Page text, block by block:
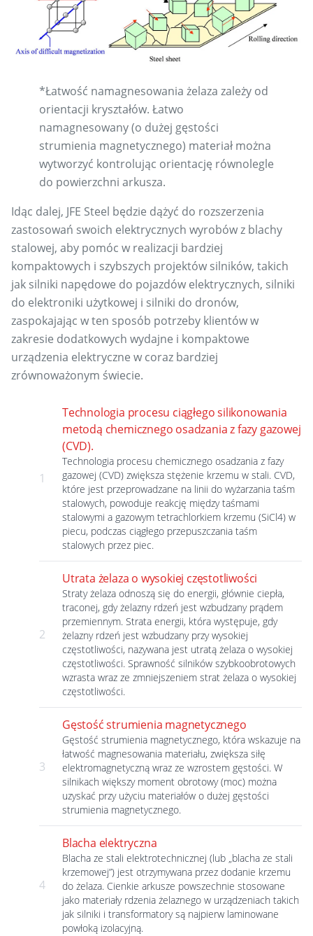
*Łatwość namagnesowania żelaza zależy od
orientacji kryształów. Łatwo
namagnesowany (o dużej gęstości
strumienia magnetycznego) materiał można
wytworzyć kontrolując orientację równolegle
do powierzchni arkusza.
Idąc dalej, JFE Steel będzie dążyć do rozszerzenia
zastosowań swoich elektrycznych wyrobów z blachy
stalowej, aby pomóc w realizacji bardziej
kompaktowych i szybszych projektów silników, takich
jak silniki napędowe do pojazdów elektrycznych, silniki
do elektroniki użytkowej i silniki do dronów,
zaspokajając w ten sposób potrzeby klientów w
zakresie dodatkowych wydajne i kompaktowe
urządzenia elektryczne w coraz bardziej
zrównoważonym świecie.
1
Technologia procesu ciągłego silikonowania
metodą chemicznego osadzania z fazy gazowej
(CVD).
Technologia procesu chemicznego osadzania z fazy
gazowej (CVD) zwiększa stężenie krzemu w stali. CVD,
które jest przeprowadzane na linii do wyżarzania taśm
stalowych, powoduje reakcję między taśmami
stalowymi a gazowym tetrachlorkiem krzemu (SiCl4) w
piecu, podczas ciągłego przepuszczania taśm
stalowych przez piec.
2
Utrata żelaza o wysokiej częstotliwości
Straty żelaza odnoszą się do energii, głównie ciepła,
traconej, gdy żelazny rdzeń jest wzbudzany prądem
przemiennym. Strata energii, która występuje, gdy
żelazny rdzeń jest wzbudzany przy wysokiej
częstotliwości, nazywana jest utratą żelaza o wysokiej
częstotliwości. Sprawność silników szybkoobrotowych
wzrasta wraz ze zmniejszeniem strat żelaza o wysokiej
częstotliwości.
3
Gęstość strumienia magnetycznego
Gęstość strumienia magnetycznego, która wskazuje na
łatwość magnesowania materiału, zwiększa siłę
elektromagnetyczną wraz ze wzrostem gęstości. W
silnikach większy moment obrotowy (moc) można
uzyskać przy użyciu materiałów o dużej gęstości
strumienia magnetycznego.
4
Blacha elektryczna
Blacha ze stali elektrotechnicznej (lub „blacha ze stali
krzemowej”) jest otrzymywana przez dodanie krzemu
do żelaza. Cienkie arkusze powszechnie stosowane
jako materiały rdzenia żelaznego w urządzeniach takich
jak silniki i transformatory są najpierw laminowane
powłoką izolacyjną.